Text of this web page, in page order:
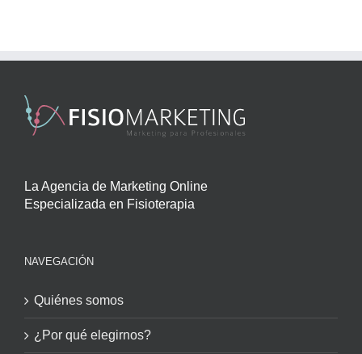
La Agencia de Marketing Online
Especializada en Fisioterapia
NAVEGACIÓN
Quiénes somos
¿Por qué elegirnos?